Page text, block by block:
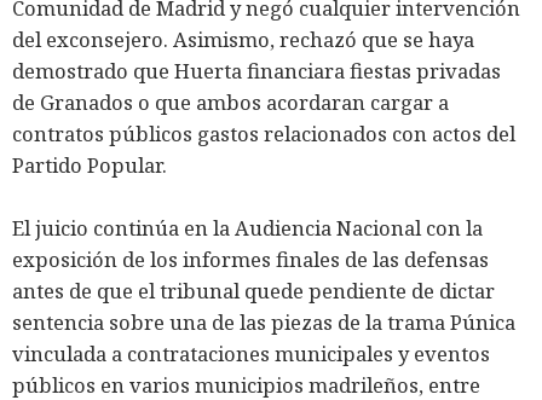
Comunidad de Madrid y negó cualquier intervención
del exconsejero. Asimismo, rechazó que se haya
demostrado que Huerta financiara fiestas privadas
de Granados o que ambos acordaran cargar a
contratos públicos gastos relacionados con actos del
Partido Popular.
El juicio continúa en la Audiencia Nacional con la
exposición de los informes finales de las defensas
antes de que el tribunal quede pendiente de dictar
sentencia sobre una de las piezas de la trama Púnica
vinculada a contrataciones municipales y eventos
públicos en varios municipios madrileños, entre